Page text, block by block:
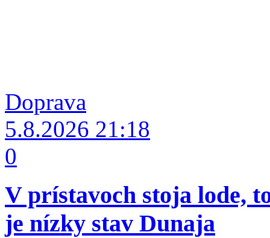
Doprava
5.8.2026 21:18
0
V prístavoch stoja lode,
je nízky stav Dunaja